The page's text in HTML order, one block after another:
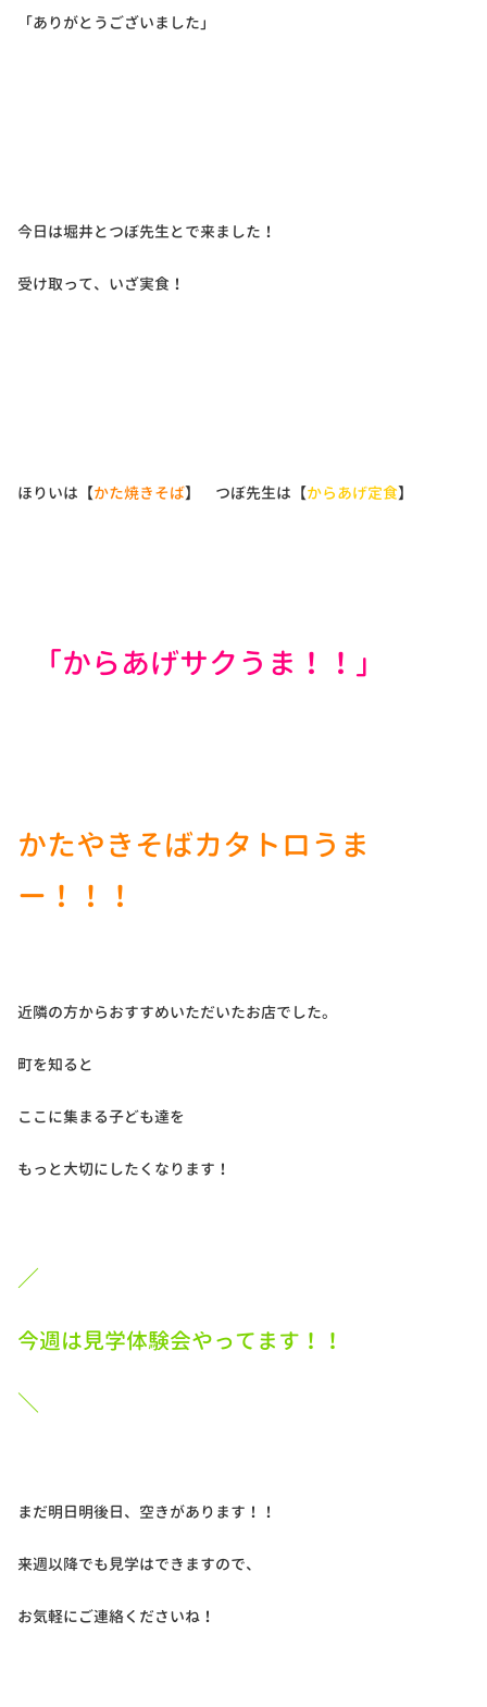
「ありがとうございました」
今日は堀井とつぼ先生とで来ました！
受け取って、いざ実食！
ほりいは【かた焼きそば】 つぼ先生は【からあげ定食】
「からあげサクうま！！」
かたやきそばカタトロうま
ー！！！
近隣の方からおすすめいただいたお店でした。
町を知ると
ここに集まる子ども達を
もっと大切にしたくなります！
／
今週は見学体験会やってます！！
＼
まだ明日明後日、空きがあります！！
来週以降でも見学はできますので、
お気軽にご連絡くださいね！